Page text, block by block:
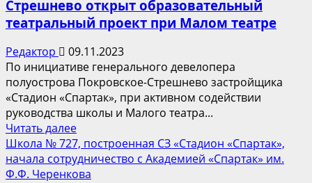
Стрешнево открыт образовательный
театральный проект при Малом театре
Редактор
09.11.2023
По инициативе генерального девелопера
полуострова Покровское-Стрешнево застройщика
«Стадион «Спартак», при активном содействии
руководства школы и Малого театра...
Читать далееПрочитать
больше
о
В
Школа № 727, построенная СЗ «Стадион «Спартак»,
начала сотрудничество с Академией «Спартак» им.
Ф.Ф. Черенкова